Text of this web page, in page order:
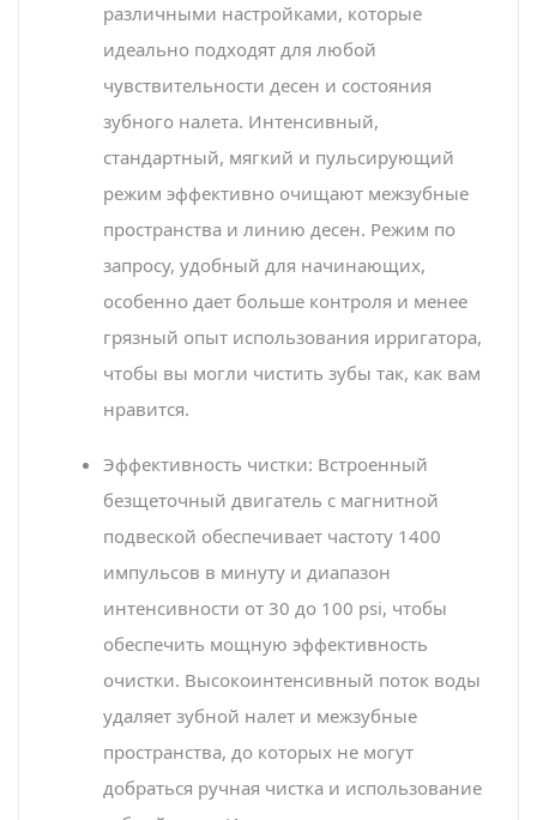
различными настройками, которые
идеально подходят для любой
чувствительности десен и состояния
зубного налета. Интенсивный,
стандартный, мягкий и пульсирующий
режим эффективно очищают межзубные
пространства и линию десен. Режим по
запросу, удобный для начинающих,
особенно дает больше контроля и менее
грязный опыт использования ирригатора,
чтобы вы могли чистить зубы так, как вам
нравится.
Эффективность чистки: Встроенный
безщеточный двигатель с магнитной
подвеской обеспечивает частоту 1400
импульсов в минуту и диапазон
интенсивности от 30 до 100 psi, чтобы
обеспечить мощную эффективность
очистки. Высокоинтенсивный поток воды
удаляет зубной налет и межзубные
пространства, до которых не могут
добраться ручная чистка и использование